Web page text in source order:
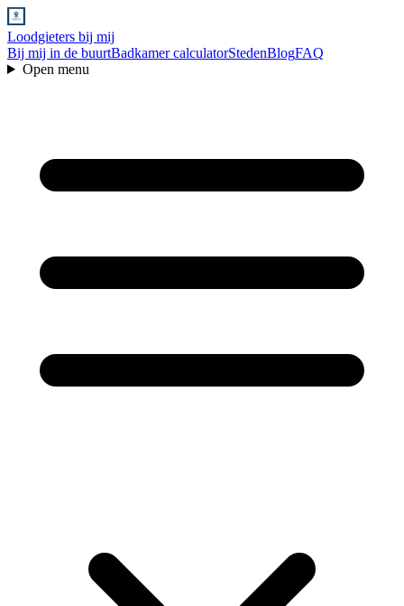
Loodgieters bij mij
Bij mij in de buurtBadkamer calculatorStedenBlogFAQ
Open menu